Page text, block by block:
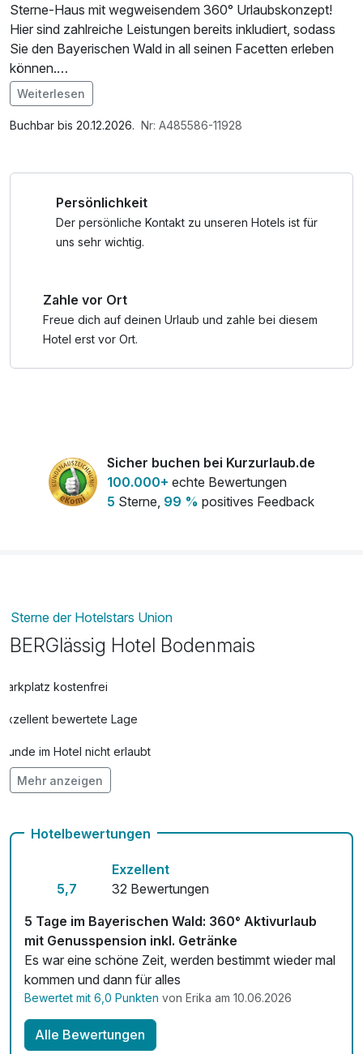
Sterne-Haus mit wegweisendem 360° Urlaubskonzept!
Hier sind zahlreiche Leistungen bereits inkludiert, sodass
Sie den Bayerischen Wald in all seinen Facetten erleben
können.
Mit der aktivCARD Bayerischer Wald und dem GUTi-Ticket
nutzen Sie viele Freizeitangebote und den Nahverkehr
bodenständige Küche und ein moderner Spa-Bereich mit
Innenpool, Saunen und Infrarotkabine. Freuen Sie sich auf
das 360° Aktiv-Arrangement im BERGlässig Hotel
Im Angebot enthalten
Saunabenutzung, Saunatuch, Leihbademantel, Parkplatz,
Weiterlesen
Buchbar bis 20.12.2026. Nr: A485586-11928
Persönlichkeit
Der persönliche Kontakt zu unseren Hotels ist für
uns sehr wichtig.
Zahle vor Ort
Freue dich auf deinen Urlaub und zahle bei diesem
Hotel erst vor Ort.
Sicher buchen bei Kurzurlaub.de
100.000+ echte Bewertungen
5 Sterne, 99 % positives Feedback
Sterne der Hotelstars Union
BERGlässig Hotel Bodenmais
Parkplatz kostenfrei
Exzellent bewertete Lage
Hunde im Hotel nicht erlaubt
Kostenloses W-LAN
Mehr anzeigen
Hotelbewertungen
5,7
Exzellent
32 Bewertungen
5 Tage im Bayerischen Wald: 360° Aktivurlaub
mit Genusspension inkl. Getränke
Es war eine schöne Zeit, werden bestimmt wieder mal
kommen und dann für alles
Bewertet mit 6,0 Punkten von Erika am 10.06.2026
Alle Bewertungen